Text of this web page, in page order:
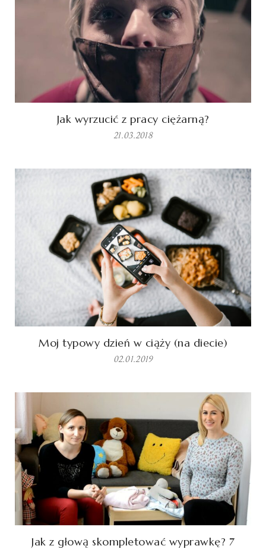
Jak wyrzucić z pracy ciężarną?
21.03.2018
Moj typowy dzień w ciąży (na diecie)
02.01.2019
Jak z głową skompletować wyprawkę? 7